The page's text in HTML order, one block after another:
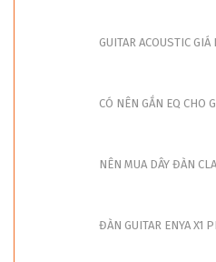
GUITAR ACOUSTIC
CÓ NÊN GẮN EQ CHO
NÊN MUA DÂY ĐÀN
ĐÀN GUITAR ENYA X1